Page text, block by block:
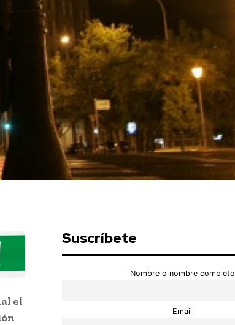
el
Suscríbete
Nombre o nombre completo
Email